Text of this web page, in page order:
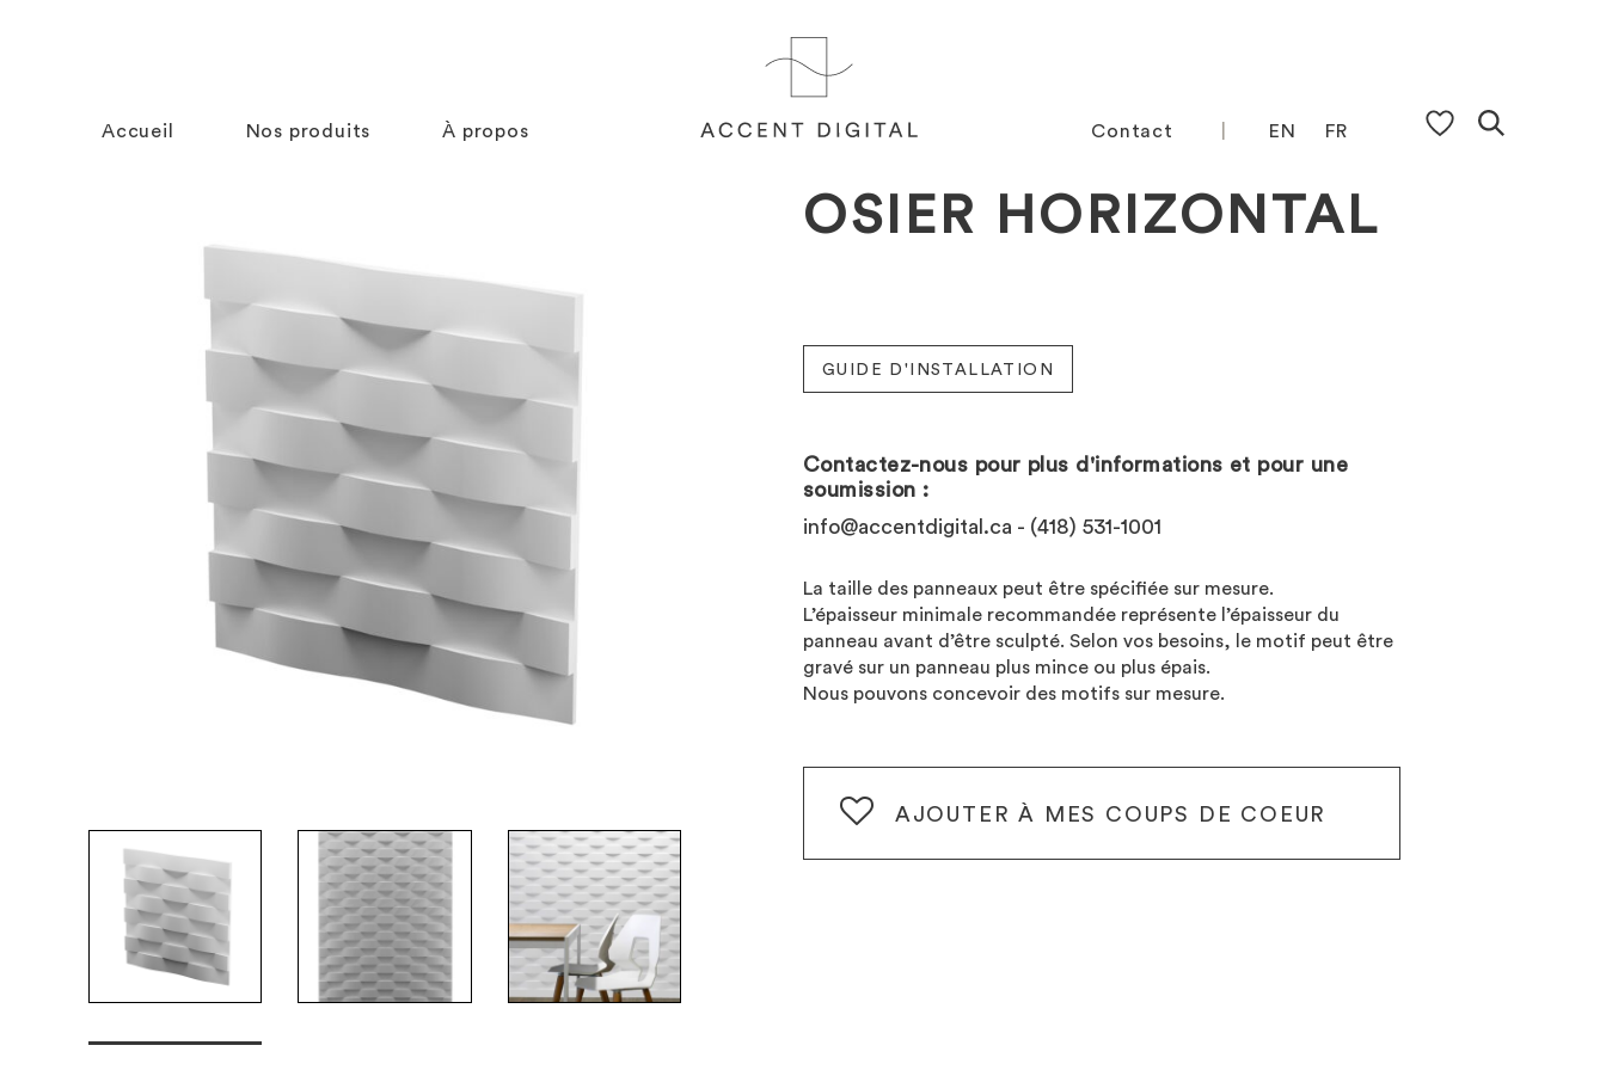
Accueil Nos produits À propos Contact EN FR
OSIER HORIZONTAL
GUIDE D'INSTALLATION
Contactez-nous pour plus d'informations et pour une
soumission :
info@accentdigital.ca - (418) 531-1001
La taille des panneaux peut être spécifiée sur mesure.
L’épaisseur minimale recommandée représente l’épaisseur du
panneau avant d’être sculpté. Selon vos besoins, le motif peut être
gravé sur un panneau plus mince ou plus épais.
Nous pouvons concevoir des motifs sur mesure.
AJOUTERÀ MES COUPS DE COEUR